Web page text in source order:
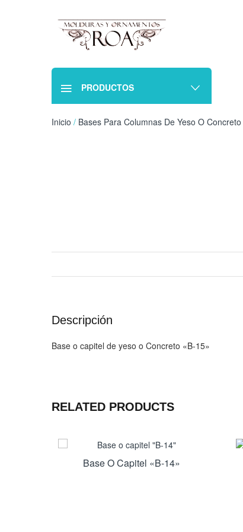
PRODUCTOS
Inicio / Bases Para Columnas De Yeso O Concreto
Descripción
Base o capitel de yeso o Concreto «B-15»
RELATED PRODUCTS
Base O Capitel «B-14»